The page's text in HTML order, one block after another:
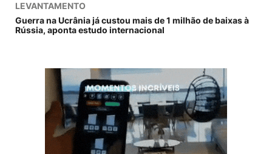
LEVANTAMENTO
Guerra na Ucrânia já custou mais de 1 milhão de baixas à
Rússia, aponta estudo internacional